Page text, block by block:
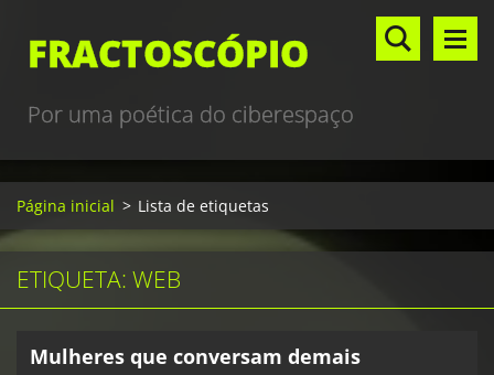
FRACTOSCÓPIO
Por uma poética do ciberespaço
Página inicial > Lista de etiquetas
ETIQUETA: WEB
Mulheres que conversam demais